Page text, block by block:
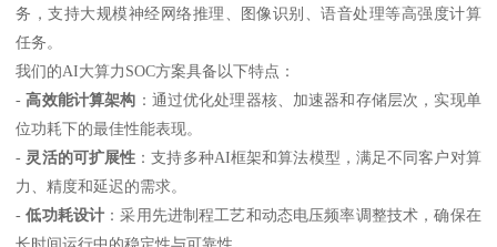
务，支持大规模神经网络推理、图像识别、语音处理等高强度计算
任务。
我们的AI大算力SOC方案具备以下特点：
-高效能计算架构 ：通过优化处理器核、加速器和存储层次，实现单
位功耗下的最佳性能表现。
- 灵活的可扩展性 ：支持多种AI框架和算法模型，满足不同客户对算
力、精度和延迟的需求。
-低功耗设计 ：采用先进制程工艺和动态电压频率调整技术，确保在